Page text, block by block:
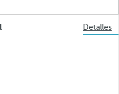
Detalles